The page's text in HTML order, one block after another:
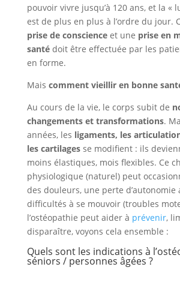
pouvoir vivre jusqu’à 120 ans, et la «
est de plus en plus à l’ordre du jour.
prise de conscienceet une prise en
santédoit être effectuée par les
en forme.
Mais comment vieillir en bonne
Au cours de la vie, le corps subit de
changements et transformations.
années, les ligaments, les
les cartilagesse modifient : ils
moins élastiques, mois flexibles. Ce
physiologique (naturel) peut
des douleurs, une perte d’autonomie
difficultés à se mouvoir (troubles
l’ostéopathie peut aider à prévenir,
disparaître, voyons cela ensemble :
Quels sont les indications à
séniors / personnes âgées ?